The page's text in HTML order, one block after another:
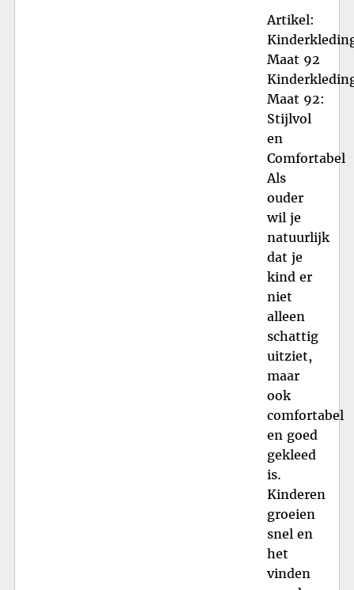
Artikel:
Maat 92
Maat 92:
Stijlvol
en
Comfortabel
Als
ouder
wil je
natuurlijk
dat je
kind er
niet
alleen
schattig
uitziet,
maar
ook
comfortabel
en goed
gekleed
is.
Kinderen
groeien
snel en
het
vinden